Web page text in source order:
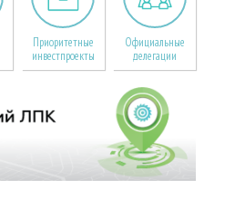
Приоритетные
инвестпроекты
Официальные
делегации